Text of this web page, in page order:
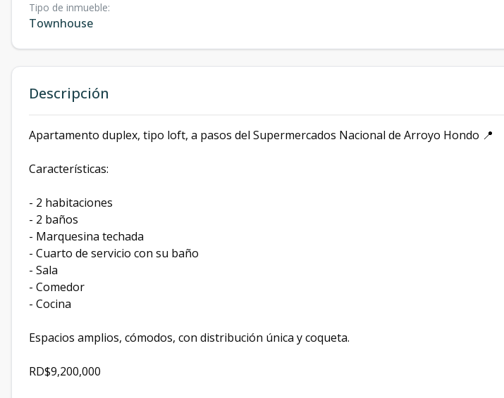
Tipo de inmueble:
Townhouse
Descripción
Apartamento duplex, tipo loft, a pasos del Supermercados Nacional de Arroyo Hondo 📍
Características:
- 2 habitaciones
- 2 baños
- Marquesina techada
- Cuarto de servicio con su baño
- Sala
- Comedor
- Cocina
Espacios amplios, cómodos, con distribución única y coqueta.
RD$9,200,000